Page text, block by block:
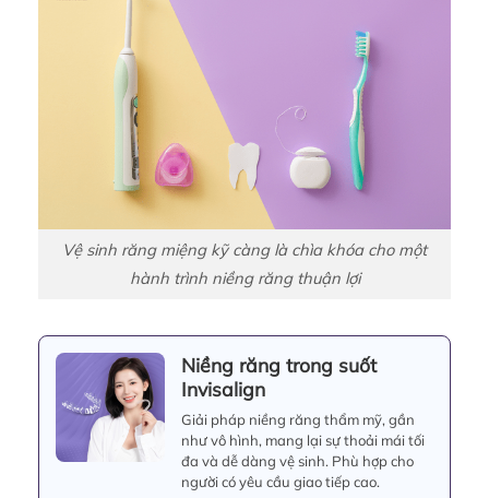
Vệ sinh răng miệng kỹ càng là chìa khóa cho một
hành trình niềng răng thuận lợi
Niềng răng trong suốt
Invisalign
Giải pháp niềng răng thẩm mỹ, gần
như vô hình, mang lại sự thoải mái tối
đa và dễ dàng vệ sinh. Phù hợp cho
người có yêu cầu giao tiếp cao.